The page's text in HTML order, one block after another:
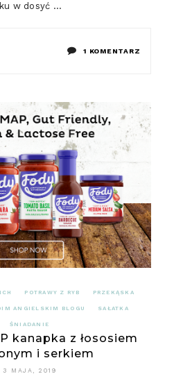
w dosyć …
1 KOMENTARZ
RYŻ
POTRAWY Z RYB PRZEKĄSKA
ANGIELSKIM BLOGU SAŁATKA
ŚNIADANIE
kanapka z łososiem
i serkiem
3 MAJA, 2019